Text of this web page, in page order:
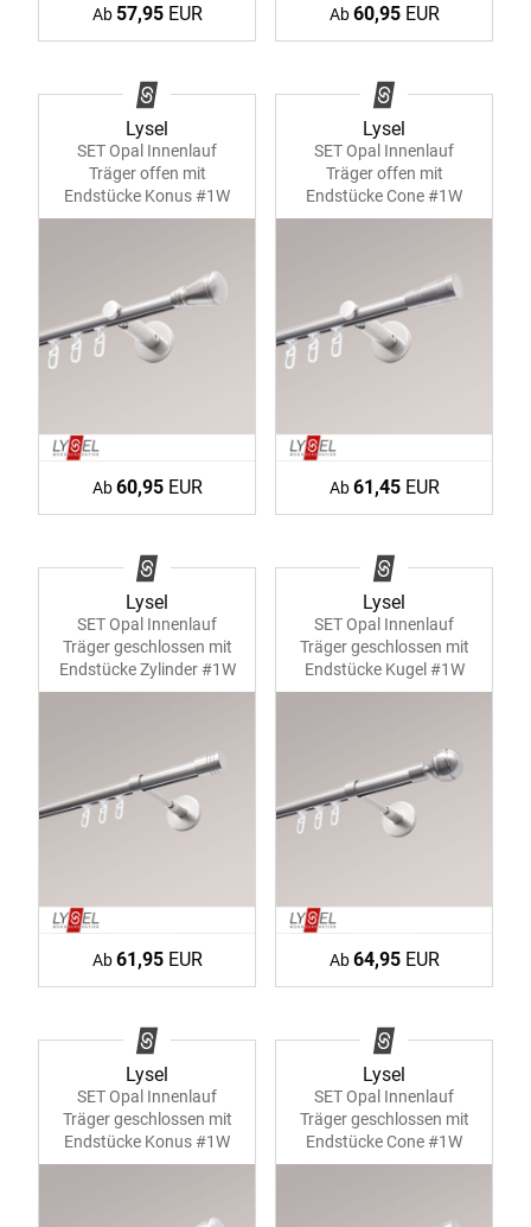
Ab 57,95EUR Ab60,95EUR
Lysel
SET Opal Innenlauf
Träger offen mit
Endstücke Konus #1W
Ab60,95EUR
Lysel
SET Opal Innenlauf
Träger offen mit
Endstücke Cone #1W
Ab61,45EUR
Lysel
SET Opal Innenlauf
Träger geschlossen mit
Endstücke Zylinder #1W
Ab61,95EUR
Lysel
SET Opal Innenlauf
Träger geschlossen mit
Endstücke Kugel #1W
Ab64,95EUR
Lysel
SET Opal Innenlauf
Träger geschlossen mit
Endstücke Konus #1W
Lysel
SET Opal Innenlauf
Träger geschlossen mit
Endstücke Cone #1W